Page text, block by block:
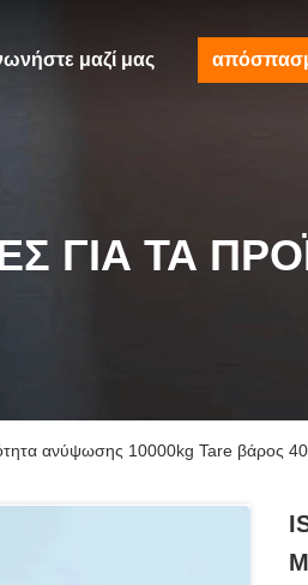
μαζί μας
ΓΙΑ ΤΑ
ανύψωσης 10000kg Tare βάρος